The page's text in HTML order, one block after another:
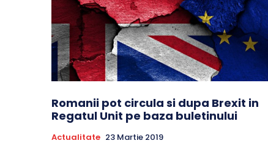
Romanii pot circula si dupa Brexit in
Regatul Unit pe baza buletinului
Actualitate 23 Martie 2019